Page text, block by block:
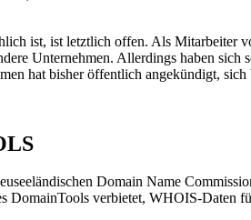
ist, ist letztlich offen. Als
Unternehmen. Allerdings haben
hat bisher öffentlich angekündigt,
Domain Name
verbietet, WHOIS-Daten